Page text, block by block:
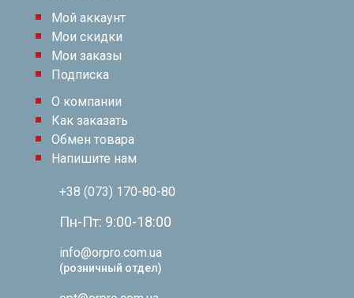
Мой аккаунт
Мои скидки
Мои заказы
Подписка
О компании
Как заказать
Обмен товара
Напишите нам
+38 (073) 170-80-80
Пн-Пт: 9:00-18:00
info@orpro.com.ua
(розничный отдел)